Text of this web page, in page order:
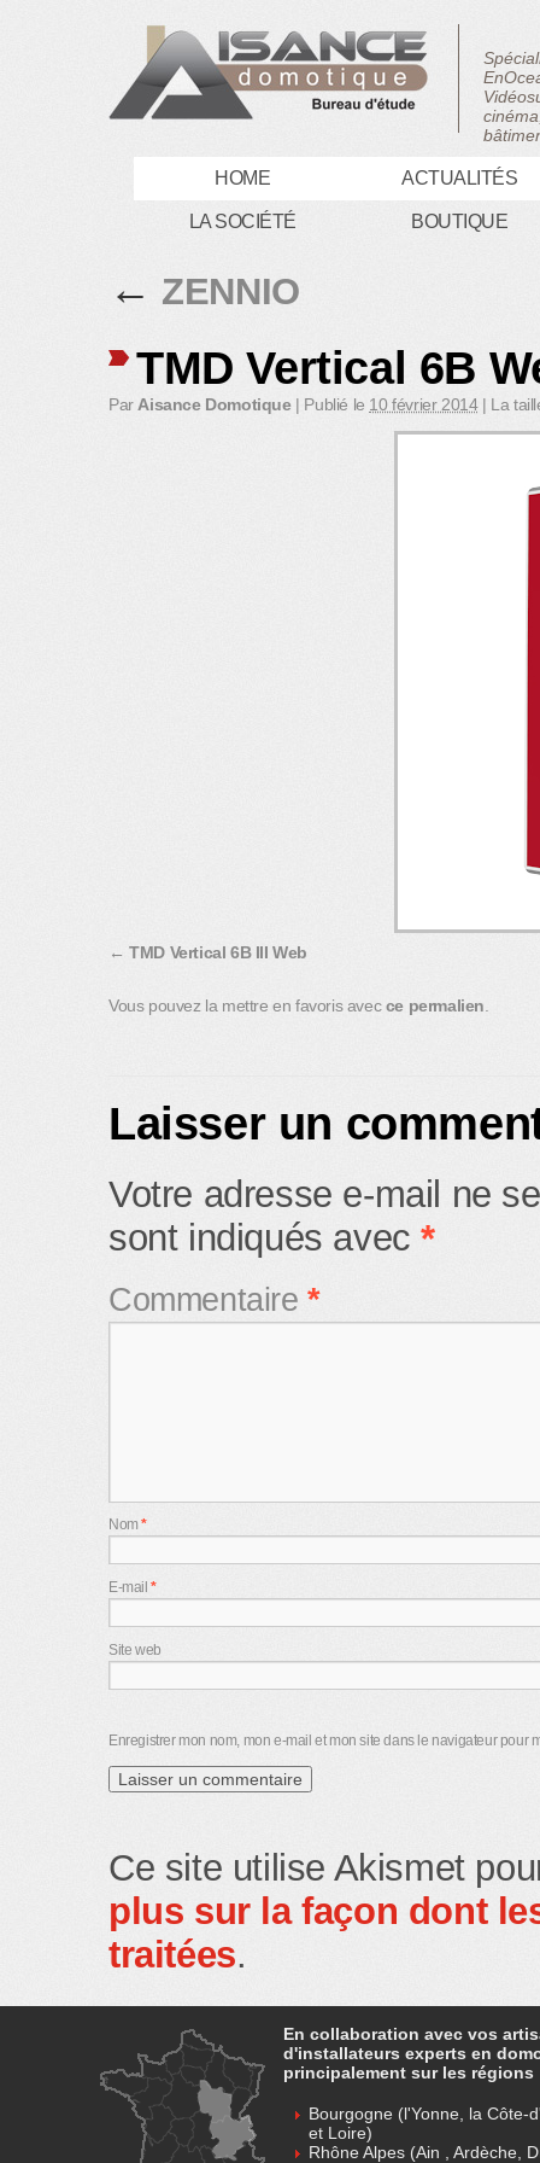
HOME ACTUALITÉS
LA SOCIÉTÉ BOUTIQUE
← ZENNIO
TMD Vertical 6B
Par Aisance Domotique | Publié le 10 février 2014 | La
TMD Vertical 6B III Web
Vous pouvez la mettre en favoris avecce permalien
Laisser un
Votre adresse e-mail ne
sont indiqués avec*
Commentaire*
Nom*
E-mail*
Site web
Enregistrer mon nom, mon e-mail et mon site dans le navigateur pour
Ce site utilise Akismet
plus sur la façon dont
traitées.
En collaboration avec vos
d'installateurs experts en
principalement sur les régions
Bourgogne (l'Yonne, la Côte-
et Loire)
Rhône Alpes (Ain , Ardèche,